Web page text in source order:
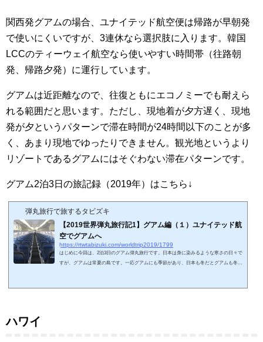
関西発グアムの場合、ユナイテッド航空便は帰路が早朝発
で使いにくいですが、3連休なら選択肢に入ります。韓国
LCCのティーウェイ航空なら使いやすい時間帯（往路朝
発、帰路夕発）に運行しています。
グアムは近距離なので、往復ともにエコノミーでも耐えら
れる範囲だと思います。ただし、現地着が夕方遅く、現地
発が夕というパターンで滞在時間が24時間以下のことが多
く、あまり現地でゆったりできません。観光地というより
リゾートであるグアムにはそぐわない滞在パターンです。
グアム2泊3日の旅記録（2019年）はこちら↓
弾丸旅行で旅するタビズキ
【2019世界弾丸旅行記1】グアム編（１）ユナイテッド航
空でグアムへ
https://rtwtabizuki.com/worldtrip2019/1799
はじめに今回は、2泊3日のグアム弾丸旅行です。日本は身に染みるような寒さの日々で
すが、グアムは常夏の島です。一応グアムにも季節があり、日本も冬だとグアムも冬な
ハワイ